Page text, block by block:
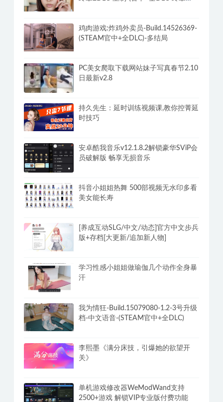
鸡肉游戏:炸鸡外卖员-Build.14526369-
(STEAM官中+全DLC)-多结局
PC美女爬取下载网站妹子写真春节2.10
日最新v2.8
持久先生：延时训练视频课,教你控菁延
时技巧
安卓酷我音乐v12.1.8.2解锁豪华SViP会
员破解版 畅享无损音乐
抖音小姐姐热舞 500部视频无水印多看
美女能长寿
[养成互动SLG/中文/动态]官方中文步兵
版+存档[大更新/追加新人物]
学习性感小姐姐做瑜伽几个动作全身暴
汗
我为情狂-Build.15079080-1.2-3号升级
档-中文语音-(STEAM官中+全DLC)
李熙墨《满分床技，引爆她的欲望开
关》
单机游戏修改器WeModWand支持
2500+游戏 解锁VIP专业版付费功能